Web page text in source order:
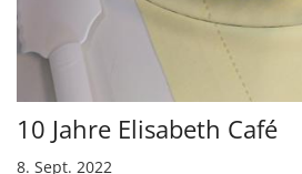
10 Jahre Elisabeth Café
8. Sept. 2022